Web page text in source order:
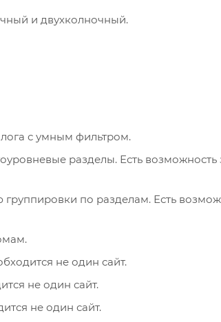
и двухколночный.
с умным фильтром.
разделы. Есть возможность
по разделам. Есть
не один сайт.
не один сайт.
не один сайт.